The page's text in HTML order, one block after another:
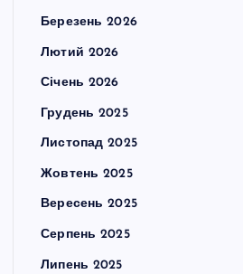
Березень 2026
Лютий 2026
Січень 2026
Грудень 2025
Листопад 2025
Жовтень 2025
Вересень 2025
Серпень 2025
Липень 2025